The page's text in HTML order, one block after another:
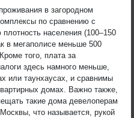
в загородном
по сравнению с
населения (100–150
в мегаполисе меньше 500
того, плата за
здесь намного меньше,
или таунхаусах, и сравнимы
домах. Важно также,
такие дома девелоперам
что называется, рукой